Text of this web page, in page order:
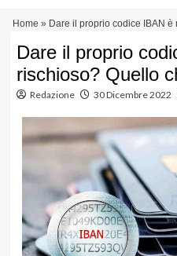
contenuto
Home » Dare il proprio codice IBAN
Dare il proprio
rischioso? Quello
Redazione 30 Dicembre 2022